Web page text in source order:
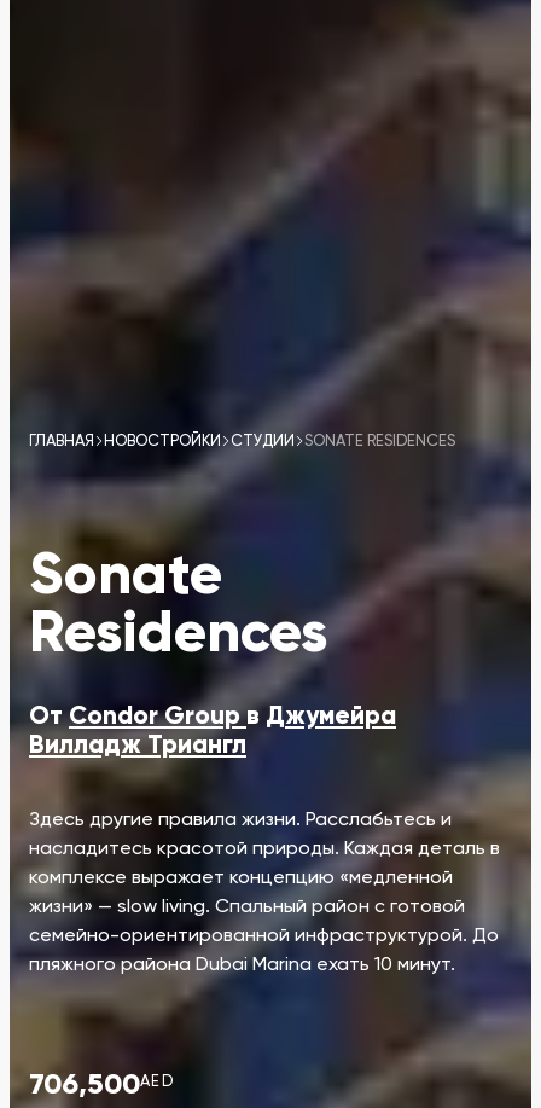
ГЛАВНАЯ НОВОСТРОЙКИ СТУДИИ SONATE RESIDENCES
Sonate
Residences
OтCondor Groupв Джумейра
Вилладж Триангл
Здесь другие правила жизни. Расслабьтесь и
насладитесь красотой природы. Каждая деталь в
комплексе выражает концепцию «медленной
жизни» — slow living. Спальный район с готовой
семейно-ориентированной инфраструктурой. До
пляжного района Dubai Marina ехать 10 минут.
706,500AED